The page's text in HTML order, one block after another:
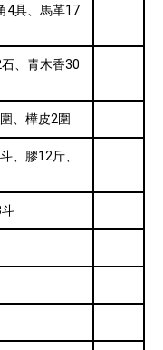
4具、馬革17
、青木香30
、樺皮2圍
、膠12斤、